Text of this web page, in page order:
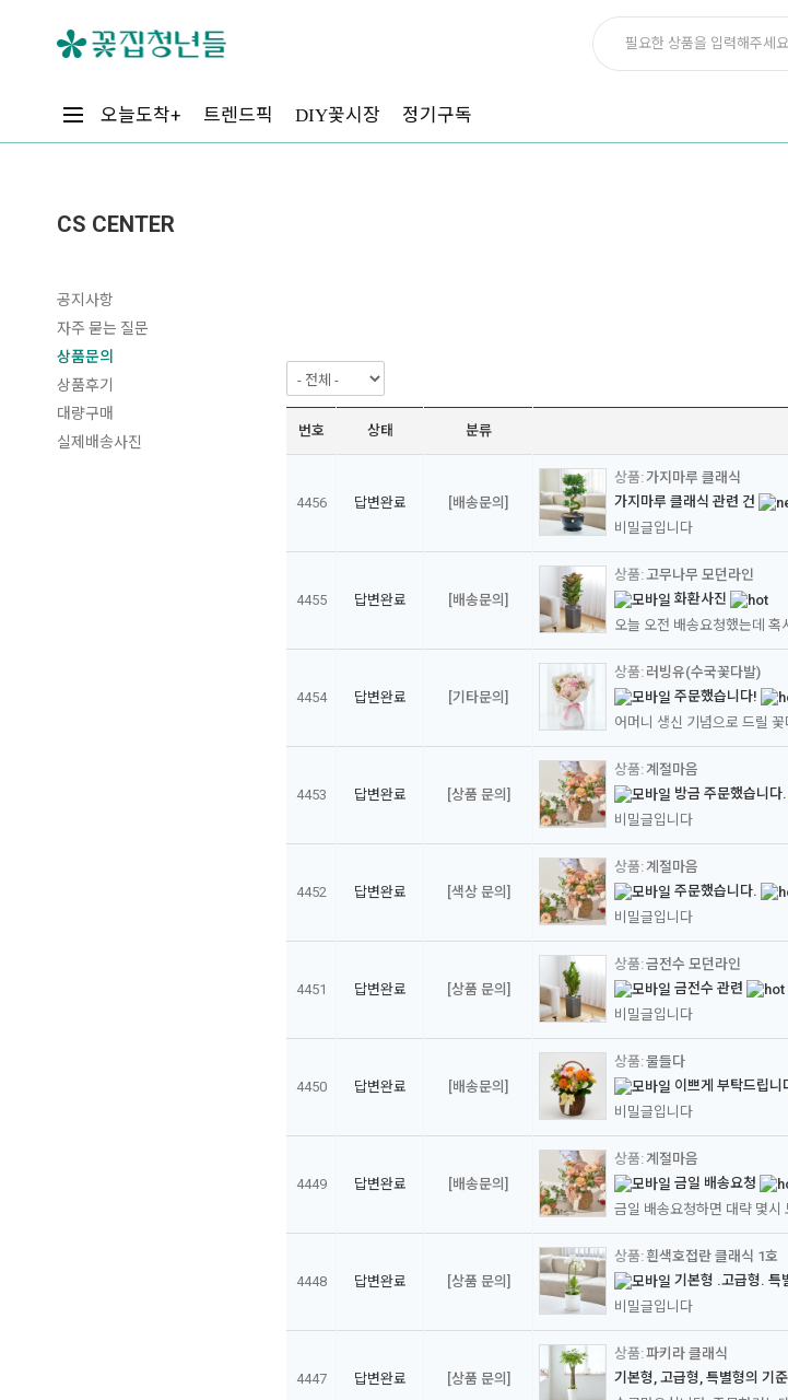
오늘도착+ 트렌드픽 DIY꽃시장 정기구독
CS CENTER
공지사항
자주 묻는 질문
상품문의
상품후기
대량구매
실제배송사진
번호 상태 분류
4456 답변완료 [배송문의]
가지마루 클래식
가지마루 클래식 관련 건
비밀글입니다
4455 답변완료 [배송문의]
고무나무 모던라인
화환사진
4454 답변완료 [기타문의]
러빙유(수국꽃다발)
주문했습니다!
4453 답변완료 [상품 문의]
계절마음
방금 주문했습니다.
비밀글입니다
4452 답변완료 [색상 문의]
계절마음
주문했습니다.
비밀글입니다
4451 답변완료 [상품 문의]
금전수 모던라인
금전수 관련
비밀글입니다
4450 답변완료 [배송문의]
물들다
이쁘게 부탁드립니
비밀글입니다
4449 답변완료 [배송문의]
계절마음
금일 배송요청
금일 배송요청하면 대략 몇시
4448 답변완료 [상품 문의]
흰색호접란 클래식 1호
기본형 .고급형. 특
비밀글입니다
4447 답변완료 [상품 문의]
파키라 클래식
기본형, 고급형, 특별형의 기